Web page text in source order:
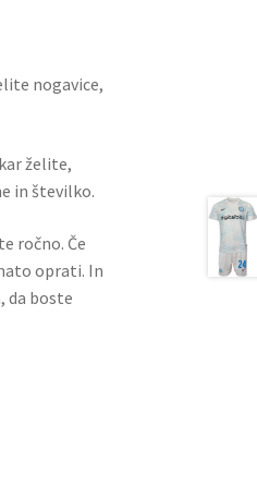
nogavice,
želite,
in številko.
ročno. Če
oprati. In
da boste